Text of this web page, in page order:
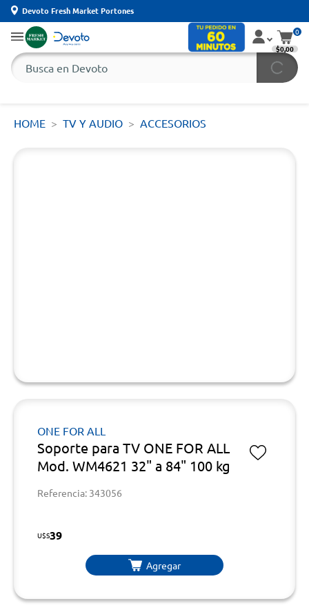
Devoto Fresh Market Portones
0
$0,00
HOME TV Y AUDIO ACCESORIOS
ONE FOR ALL
Soporte para TV ONE FOR ALL
Mod. WM4621 32" a 84" 100 kg
Referencia: 343056
U$S39
Agregar